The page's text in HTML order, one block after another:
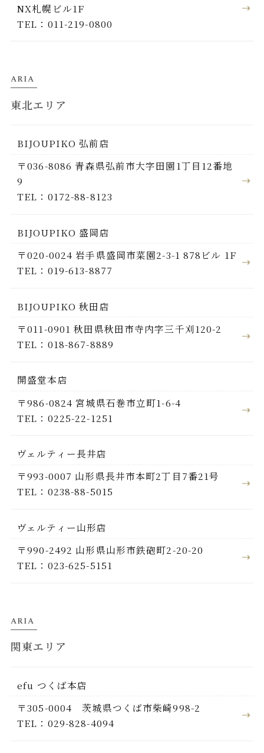
NX札幌ビル1F
TEL：011-219-0800
ARIA
東北エリア
BIJOUPIKO 弘前店
〒036-8086 青森県弘前市大字田園1丁目12番地
9
TEL：0172-88-8123
BIJOUPIKO 盛岡店
〒020-0024 岩手県盛岡市菜園2-3-1 878ビル 1F
TEL：019-613-8877
BIJOUPIKO 秋田店
〒011-0901 秋田県秋田市寺内字三千刈120-2
TEL：018-867-8889
開盛堂本店
〒986-0824 宮城県石巻市立町1-6-4
TEL：0225-22-1251
ヴェルティー長井店
〒993-0007 山形県長井市本町2丁目7番21号
TEL：0238-88-5015
ヴェルティー山形店
〒990-2492 山形県山形市鉄砲町2-20-20
TEL：023-625-5151
ARIA
関東エリア
efu つくば本店
〒305-0004 茨城県つくば市柴崎998-2
TEL：029-828-4094